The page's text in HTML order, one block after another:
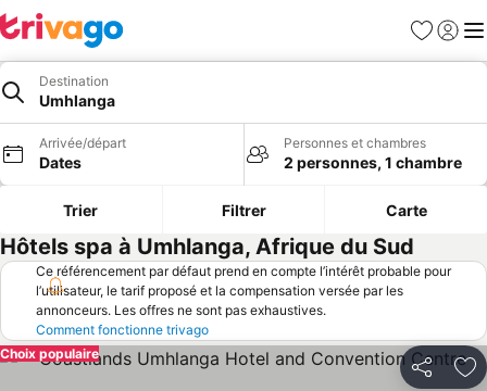
Favoris
Se
Destination
Umhlanga
Arrivée/départ
Dates
Personnes et chambres
2 personnes, 1 chambre
Trier Filtrer Carte
Hôtels spa à Umhlanga, Afrique du Sud
Ce référencement par défaut prend en compte l’intérêt probable pour
l’utilisateur, le tarif proposé et la compensation versée par les
annonceurs. Les offres ne sont pas exhaustives.
Comment fonctionne trivago
Partager
Choix populaire